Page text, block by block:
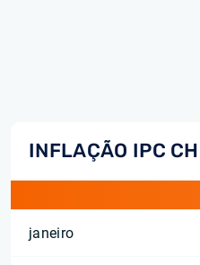
INFLAÇÃO IPC
janeiro